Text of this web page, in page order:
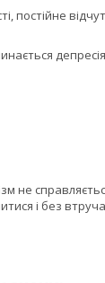
депресія і
не
і без